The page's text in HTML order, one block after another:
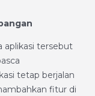
aplikasi tersebut
tetap berjalan
fitur di